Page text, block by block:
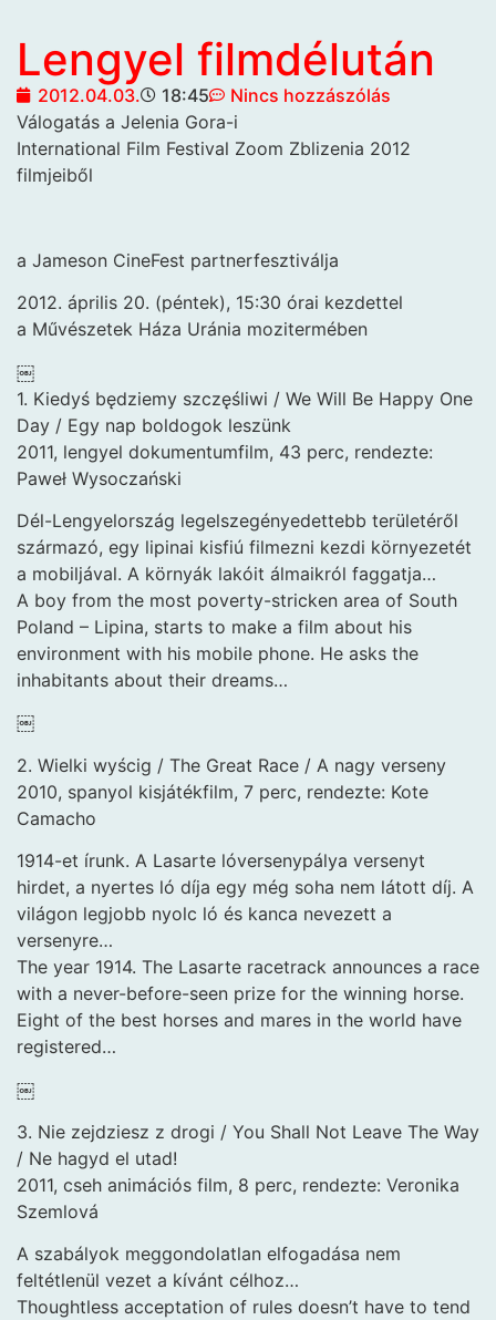
Lengyel filmdélután
2012.04.03. 18:45
Nincs hozzászólás
Válogatás a Jelenia Gora-i
International Film Festival Zoom Zblizenia 2012
filmjeiből
a Jameson CineFest partnerfesztiválja
2012. április 20. (péntek), 15:30 órai kezdettel
a Művészetek Háza Uránia mozitermében
￼
1. Kiedyś będziemy szczęśliwi / We Will Be Happy One
Day / Egy nap boldogok leszünk
2011, lengyel dokumentumfilm, 43 perc, rendezte:
Paweł Wysoczański
Dél-Lengyelország legelszegényedettebb területéről
származó, egy lipinai kisfiú filmezni kezdi környezetét
a mobiljával. A környák lakóit álmaikról faggatja…
A boy from the most poverty-stricken area of South
Poland – Lipina, starts to make a film about his
environment with his mobile phone. He asks the
inhabitants about their dreams…
￼
2. Wielki wyścig / The Great Race / A nagy verseny
2010, spanyol kisjátékfilm, 7 perc, rendezte: Kote
Camacho
1914-et írunk. A Lasarte lóversenypálya versenyt
hirdet, a nyertes ló díja egy még soha nem látott díj. A
világon legjobb nyolc ló és kanca nevezett a
versenyre…
The year 1914. The Lasarte racetrack announces a race
with a never-before-seen prize for the winning horse.
Eight of the best horses and mares in the world have
registered…
￼
3. Nie zejdziesz z drogi / You Shall Not Leave The Way
/ Ne hagyd el utad!
2011, cseh animációs film, 8 perc, rendezte: Veronika
Szemlová
A szabályok meggondolatlan elfogadása nem
feltétlenül vezet a kívánt célhoz…
Thoughtless acceptation of rules doesn’t have to tend